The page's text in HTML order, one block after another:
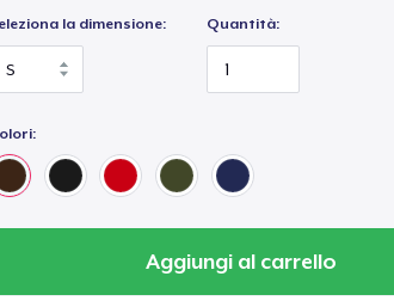
la dimensione: Quantità:
Aggiungi al carrello